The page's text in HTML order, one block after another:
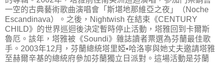
一空的古典藝術歌曲演唱會「斯堪地那維亞之夜」（Noche
Escandinava）。之後，Nightwish 在結束《CENTURY
CHILD》的世界巡迴後決定暫時停止活動，塔雅回到卡爾斯
魯厄。該年，塔雅被《Soundi》雜誌讀者票選為芬蘭最佳歌
手。2003年12月，芬蘭總統塔里婭•哈洛寧與她丈夫邀請塔雅
至赫爾辛基的總統府參加芬蘭獨立日派對。這場活動是芬蘭